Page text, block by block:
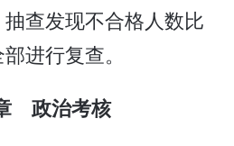
查发现不合格人数比
进行复查。
政治考核